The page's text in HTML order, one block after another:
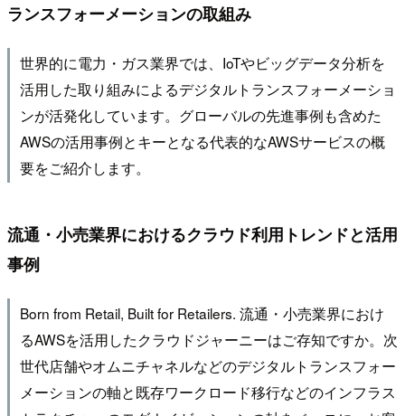
ランスフォーメーションの取組み
世界的に電力・ガス業界では、IoTやビッグデータ分析を
活用した取り組みによるデジタルトランスフォーメーショ
ンが活発化しています。グローバルの先進事例も含めた
AWSの活用事例とキーとなる代表的なAWSサービスの概
要をご紹介します。
流通・小売業界におけるクラウド利用トレンドと活用
事例
Born from Retail, Built for Retailers. 流通・小売業界におけ
るAWSを活用したクラウドジャーニーはご存知ですか。次
世代店舗やオムニチャネルなどのデジタルトランスフォー
メーションの軸と既存ワークロード移行などのインフラス